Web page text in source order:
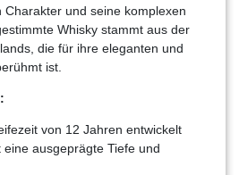
und seine komplexen
Whisky stammt aus der
die für ihre eleganten und
ist.
von 12 Jahren entwickelt
ausgeprägte Tiefe und